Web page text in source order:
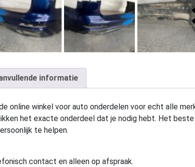
informatie
online winkel voor auto onderdelen voor echt alle
het exacte onderdeel dat je nodig hebt. Het
te helpen.
contact en alleen op afspraak.